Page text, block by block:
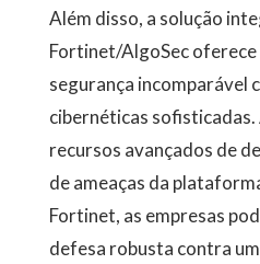
Além disso, a solução
Fortinet/AlgoSec
segurança incomparável
cibernéticas
recursos avançados de
de ameaças da
Fortinet, as empresas
defesa robusta contra